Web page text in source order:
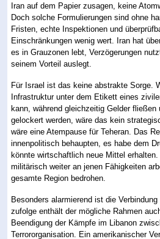
Iran auf dem Papier zusagen, keine
Doch solche Formulierungen sind ohne
Fristen, echte Inspektionen und
Einschränkungen wenig wert. Iran hat
es in Grauzonen lebt, Verzögerungen
seinem Vorteil auslegt.
Für Israel ist das keine abstrakte Sorge.
Infrastruktur unter dem Etikett eines
kann, während gleichzeitig Gelder fließen
gelockert werden, wäre das kein
wäre eine Atempause für Teheran. Das
innenpolitisch behaupten, es habe dem
könnte wirtschaftlich neue Mittel
militärisch weiter an jenen Fähigkeiten
gesamte Region bedrohen.
Besonders alarmierend ist die
zufolge enthält der mögliche Rahmen
Beendigung der Kämpfe im Libanon
Terrororganisation. Ein amerikanischer